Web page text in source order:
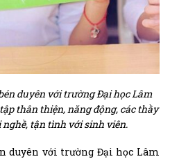
duyên với trường Đại học Lâm
thân thiện, năng động, các thầy
tận tình với sinh viên.
duyên với trường Đại học Lâm